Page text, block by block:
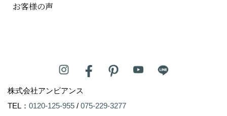
お客様の声
株式会社アンビアンス
TEL： 0120-125-955 / 075-229-3277